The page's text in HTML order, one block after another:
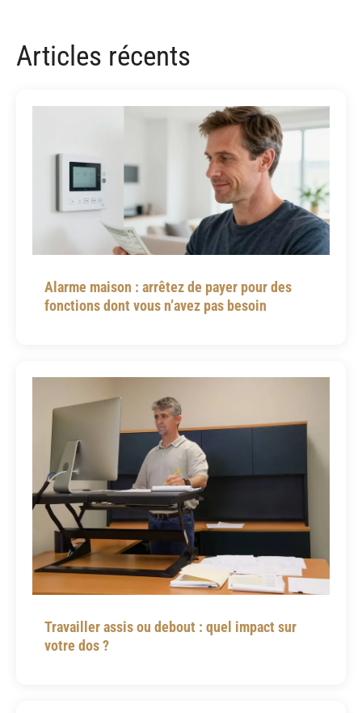
Articles récents
Alarme maison : arrêtez de payer pour des
fonctions dont vous n’avez pas besoin
Travailler assis ou debout : quel impact sur
votre dos ?